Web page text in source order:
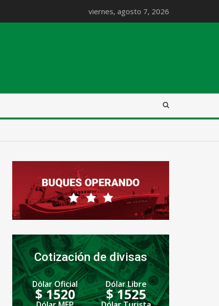
viernes, agosto 7, 2026
Cotización de divisas
Dólar Oficial
$ 1520
Dólar Libre
$ 1525